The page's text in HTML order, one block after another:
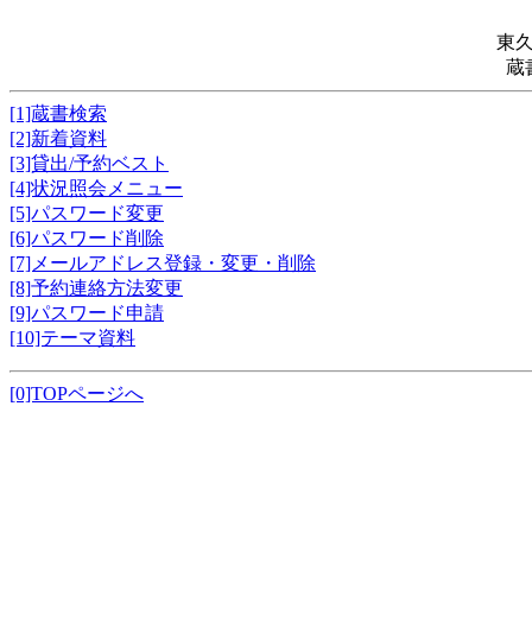
東
蔵
[1]蔵書検索
[2]新着資料
[3]貸出/予約ベスト
[4]状況照会メニュー
[5]パスワード変更
[6]パスワード削除
[7]メールアドレス登録・変更・削除
[8]予約連絡方法変更
[9]パスワード申請
[10]テーマ資料
[0]TOPページへ